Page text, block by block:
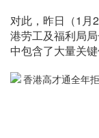
对此，昨日（1月
港劳工及福利局
中包含了大量关